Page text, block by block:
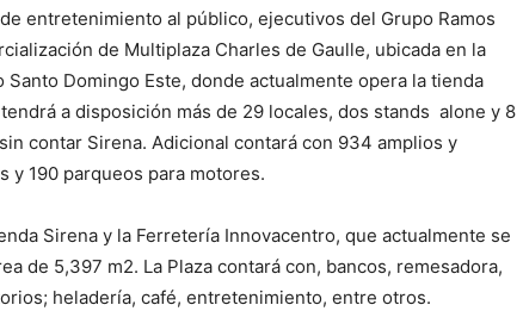
entretenimiento al público, ejecutivos del Grupo Ramos
de Multiplaza Charles de Gaulle, ubicada en la
Domingo Este, donde actualmente opera la tienda
a disposición más de 29 locales, dos stands alone y 8
contar Sirena. Adicional contará con 934 amplios y
y 190 parqueos para motores.
Sirena y la Ferretería Innovacentro, que actualmente se
de 5,397 m2. La Plaza contará con, bancos, remesadora,
heladería, café, entretenimiento, entre otros.